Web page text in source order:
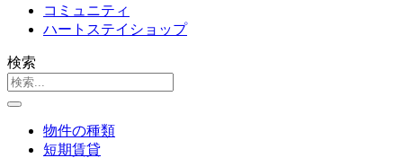
コミュニティ
ハートステイショップ
検索
物件の種類
短期賃貸